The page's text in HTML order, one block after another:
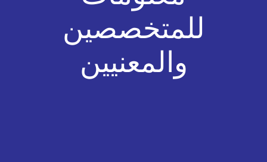
للمتخصصين
والمعنيين